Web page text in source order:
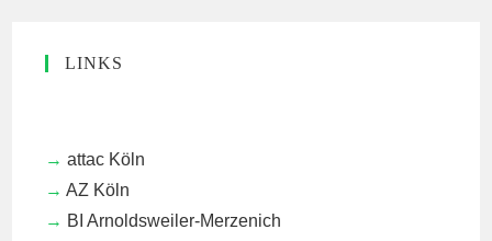
LINKS
attac Köln
AZ Köln
BI Arnoldsweiler-Merzenich